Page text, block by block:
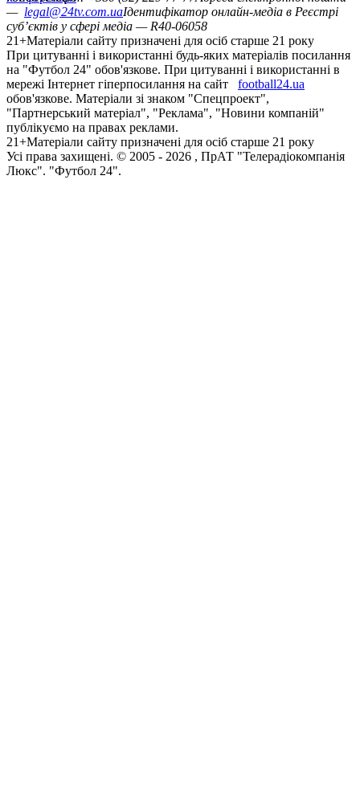
— legal@24tv.com.uaІдентифікатор онлайн-медіа в Реєстрі
суб’єктів у сфері медіа — R40-06058
21+Матеріали сайту призначені для осіб старше 21 року
При цитуванні і використанні будь-яких матеріалів посилання
на "Футбол 24" обов'язкове. При цитуванні і використанні в
мережі Інтернет гіперпосилання на сайт
football24.ua
обов'язкове. Матеріали зі знаком "Спецпроект",
"Партнерський матеріал", "Реклама", "Новини компаній"
публікуємо на правах реклами.
21+Матеріали сайту призначені для осіб старше 21 року
Усi права захищенi. © 2005 - 2026 , ПрАТ "Телерадіокомпанія
Люкс". "Футбол 24".